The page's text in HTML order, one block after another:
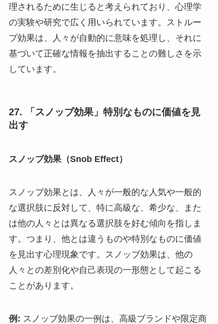
理されるために生じると考えられており、心理学
の実験や研究で広く用いられています。ストルー
プ効果は、人々が自動的に意味を処理し、それに
基づいて正確な情報を抽出することの難しさを示
しています。
27. 「スノッブ効果」特別なものに価値を見
出す
スノッブ効果（Snob Effect）
スノッブ効果とは、人々が一般的な人気や一般的
な選択肢に反対して、特に高級な、希少な、また
は他の人々とは異なる選択肢を好む傾向を指しま
す。つまり、他とは違うものや特別なものに価値
を見出す心理現象です。スノッブ効果は、他の
人々との差別化や自己表現の一形態として起こる
ことがあります。
例: スノッブ効果の一例は、高級ブランドや限定商